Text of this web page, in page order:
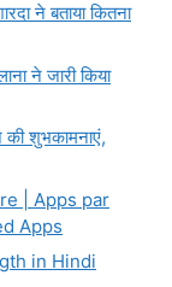
ने बताया कितना
ने जारी किया
की शुभकामनाएं,
| Apps par
Apps
in Hindi